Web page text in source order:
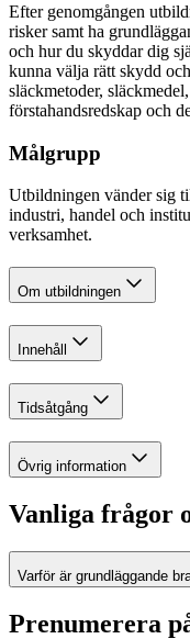
Efter genomgången
risker samt ha
och hur du skyddar dig
kunna välja rätt skydd
släckmetoder,
förstahandsredskap och
Målgrupp
Utbildningen vänder sig
industri, handel och
verksamhet.
Om utbildningen
Innehåll
Tidsåtgång
Övrig information
Vanliga frågor
Varför är grundläggande
Prenumerera